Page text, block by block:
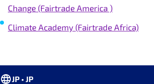
Change (Fairtrade America )
Climate Academy (Fairtrade Africa)
JP • JP